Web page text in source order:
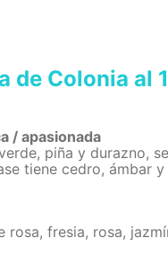
de Colonia al
/ apasionada
piña y durazno,
tiene cedro, ámbar
rosa, fresia, rosa,